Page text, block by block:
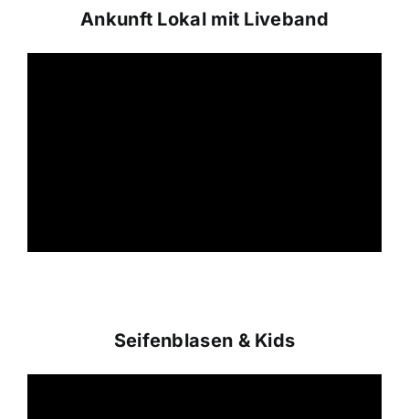
Ankunft Lokal mit Liveband
Seifenblasen & Kids